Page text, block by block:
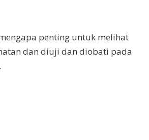
penting untuk melihat
dan diuji dan diobati pada